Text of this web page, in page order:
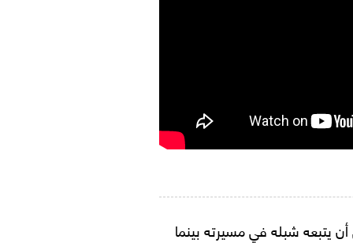
يتبعه شبله في مسيرته بينما